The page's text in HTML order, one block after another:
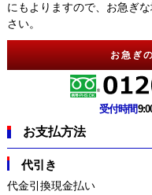
にもよりますので、お急ぎ
さい。
お急ぎ
受付時間
お支払方法
代引き
代金引換現金払い